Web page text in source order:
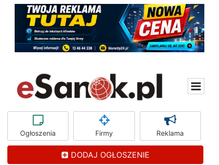
Ogłoszenia Firmy Reklama
DODAJ OGŁOSZENIE